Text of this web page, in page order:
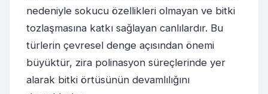
nedeniyle sokucu özellikleri olmayan ve bitki
tozlaşmasına katkı sağlayan canlılardır. Bu
türlerin çevresel denge açısından önemi
büyüktür, zira polinasyon süreçlerinde yer
alarak bitki örtüsünün devamlılığını